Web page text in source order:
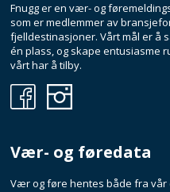
Fnugg er en vær- og
som er medlemmer av
fjelldestinasjoner. Vårt mål er å
én plass, og skape entusiasme
vårt har å tilby.
Fnugg
på
på
Vær- og føredata
Vær og føre hentes både fra